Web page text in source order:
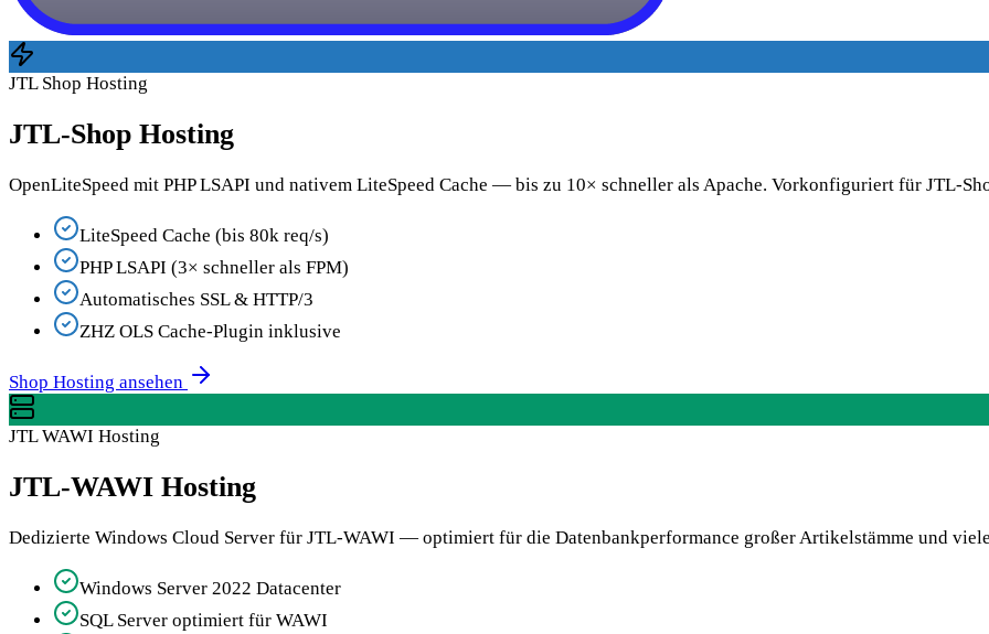
JTL Shop Hosting
JTL-Shop Hosting
OpenLiteSpeed mit PHP LSAPI und nativem LiteSpeed Cache — bis zu 10× schneller als Apache. Vorkonfiguriert für JTL-
LiteSpeed Cache (bis 80k req/s)
PHP LSAPI (3× schneller als FPM)
Automatisches SSL & HTTP/3
ZHZ OLS Cache-Plugin inklusive
Shop Hosting ansehen
JTL WAWI Hosting
JTL-WAWI Hosting
Dedizierte Windows Cloud Server für JTL-WAWI — optimiert für die Datenbankperformance großer Artikelstämme und
Windows Server 2022 Datacenter
SQL Server optimiert für WAWI